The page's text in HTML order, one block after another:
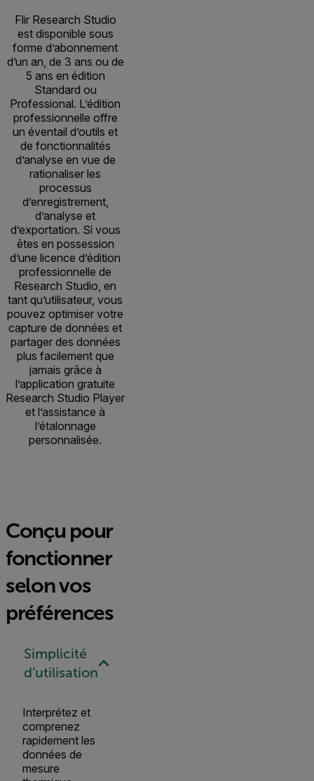
Flir Research Studio
est disponible sous
forme d’abonnement
d’un an, de 3 ans ou de
5 ans en édition
Standard ou
Professional. L’édition
professionnelle offre
un éventail d’outils et
de fonctionnalités
d’analyse en vue de
rationaliser les
processus
d’enregistrement,
d’analyse et
d’exportation. Si vous
êtes en possession
d’une licence d’édition
professionnelle de
Research Studio, en
tant qu’utilisateur, vous
pouvez optimiser votre
capture de données et
partager des données
plus facilement que
jamais grâce à
l’application gratuite
Research Studio Player
et l’assistance à
l’étalonnage
personnalisée.
Conçu pour
fonctionner
selon vos
préférences
Simplicité
d’utilisation
Interprétez et
comprenez
rapidement les
données de
mesure